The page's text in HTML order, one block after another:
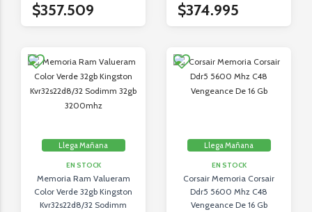
$357.509 $374.995
Llega Mañana
EN STOCK
Memoria Ram Valueram
Color Verde 32gb Kingston
Kvr32s22d8/32 Sodimm
Llega Mañana
EN STOCK
Corsair Memoria Corsair
Ddr5 5600 Mhz C48
Vengeance De 16 Gb